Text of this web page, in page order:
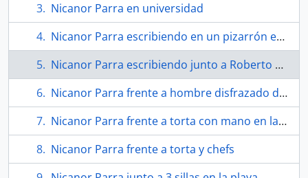
Nicanor Parra en universidad
Nicanor Parra escribiendo en un pizarrón en la Universidad de Chile
Nicanor Parra escribiendo junto a Roberto Parra
Nicanor Parra frente a hombre disfrazado de Momia
Nicanor Parra frente a torta con mano en la cabeza
Nicanor Parra frente a torta y chefs